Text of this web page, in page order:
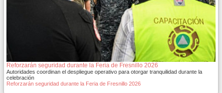
Reforzarán seguridad durante la Feria de Fresnillo 2026
Autoridades coordinan el despliegue operativo para otorgar tranquilidad durante la
celebración
Reforzarán seguridad durante la Feria de Fresnillo 2026